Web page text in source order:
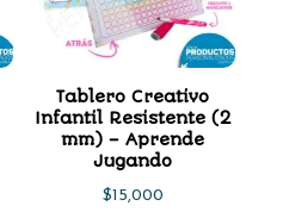
Tablero Creativo
Infantil Resistente (2
mm) – Aprende
Jugando
$15,000